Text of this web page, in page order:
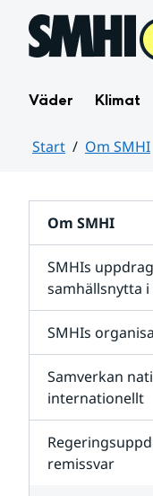
Hoppa till sidans
Väder Klimat
Start Om SMHI
Om SMHI
SMHIs
samhällsnytta
SMHIs
Samverkan
internationellt
remissvar